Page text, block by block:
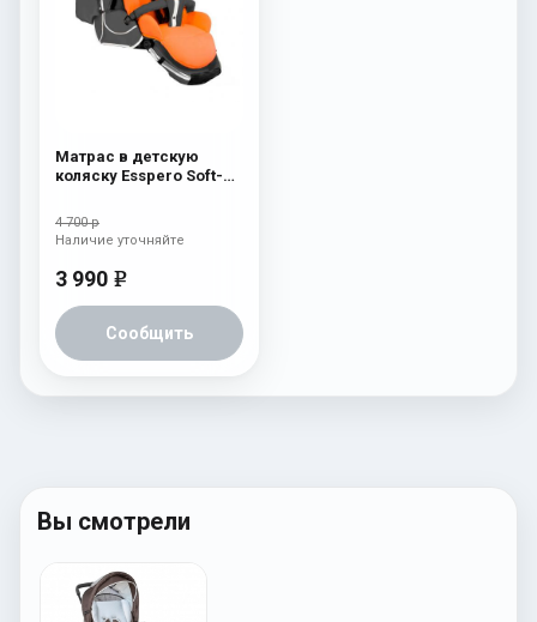
Матрас в детскую
коляску Esspero Soft-
4 700 р
3 990 e
Сообщить
Наличие уточняйте
Вы смотрели